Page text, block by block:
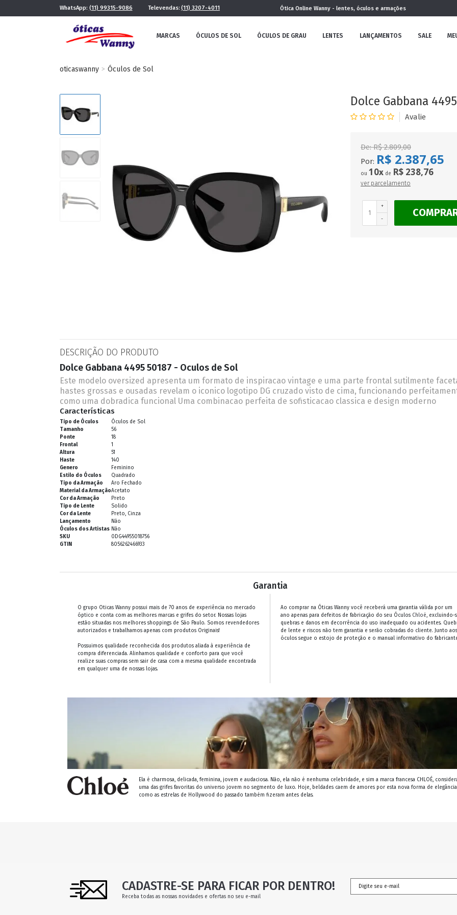
WhatsApp: (11) 99315-9086 Televendas: (11) 3207-4011 Ótica Online Wanny - lentes, óculos e armações
MARCAS ÓCULOS DE SOL ÓCULOS DE GRAU LENTES LANÇAMENTOS SALE
MASCULINO
COLEÇÃO
FUTURISTA REDONDOS AVIADOR CLÁSSICO
oticaswanny Óculos de Sol
Dolce Gabbana
De:R$ 2.809,00
Por: R$ 2.387,65
ou 10x de R$ 238,76
ver parcelamento
+
-
DESCRIÇÃO DO PRODUTO
Dolce Gabbana 4495 50187 - Oculos de Sol
Este modelo oversized apresenta um formato de inspiracao vintage e uma parte frontal sutilmente
hastes grossas e ousadas revelam o iconico logotipo DG cruzado visto de cima, funcionando
como uma dobradica funcional Uma combinacao perfeita de sofisticacao classica e design moderno
Características
Tipo de Óculos
Óculos de Sol
Tamanho
56
Ponte
18
Frontal
1
Altura
51
Haste
140
Genero
Feminino
Estilo do Óculos
Quadrado
Tipo da Armação
Aro Fechado
Material da ArmaçãoAcetato
Cor da Armação
Preto
Tipo de Lente
Solido
Cor da Lente
Preto, Cinza
Lançamento
Não
Óculos dos Artistas Não
SKU
0DG44955018756
GTIN
8056262466933
Garantia
O grupo Oticas Wanny possui mais de 70 anos de experiência no mercado
óptico e conta com as melhores marcas e grifes do setor. Nossas lojas
estão situadas nos melhores shoppings de São Paulo. Somos revendedores
autorizados e trabalhamos apenas com produtos Originais!
Possuimos qualidade reconhecida dos produtos aliada à experiência de
compra diferenciada. Alinhamos qualidade e conforto para que você
realize suas compras sem sair de casa com a mesma qualidade encontrada
em qualquer uma de nossas lojas.
Ao comprar na Óticas Wanny você receberá uma garantia válida por um
ano apenas para defeitos de fabricação do seu Óculos Chloé, excluindo-
quebras e danos em decorrência do uso inadequado ou acidentes.
de lente e riscos não tem garantia e serão cobradas do cliente. Junto aos
óculos segue o estojo de proteção e o manual informativo do
Ela é charmosa, delicada, feminina, jovem e audaciosa. Não, ela não é nenhuma celebridade, e sim a marca francesa CHLOÉ,
uma das grifes favoritas do universo jovem no segmento de luxo. Hoje, beldades caem de amores por esta nova forma de
como as estrelas de Hollywood do passado também fizeram antes delas.
CADASTRE-SE PARA FICAR POR DENTRO!
Receba todas as nossas novidades e ofertas no seu e-mail